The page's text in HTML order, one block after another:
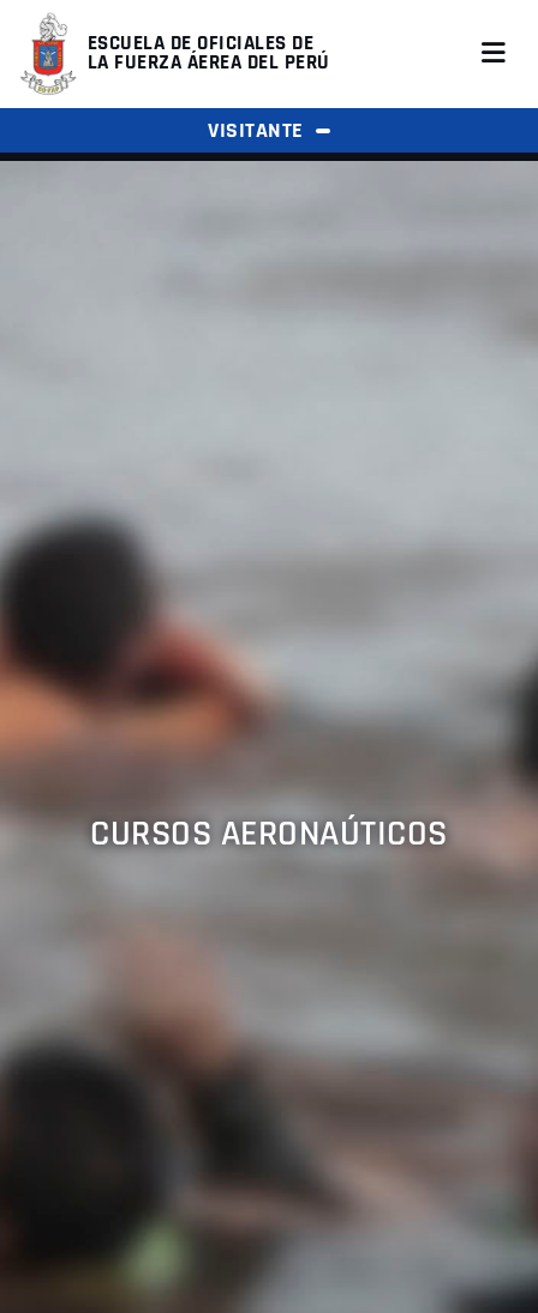
ESCUELA DE OFICIALES DE
LA FUERZA ÁEREA DEL PERÚ
VISITANTE
CURSOS AERONAÚTICOS